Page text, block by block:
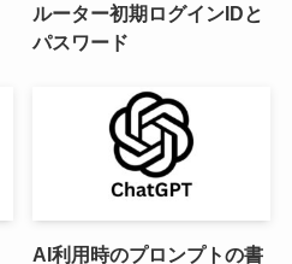
ルーター初期ログインIDと
パスワード
AI利用時のプロンプトの書